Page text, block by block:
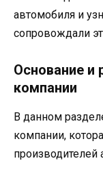
автомобиля и
сопровождали
Основание и
компании
В данном
компании,